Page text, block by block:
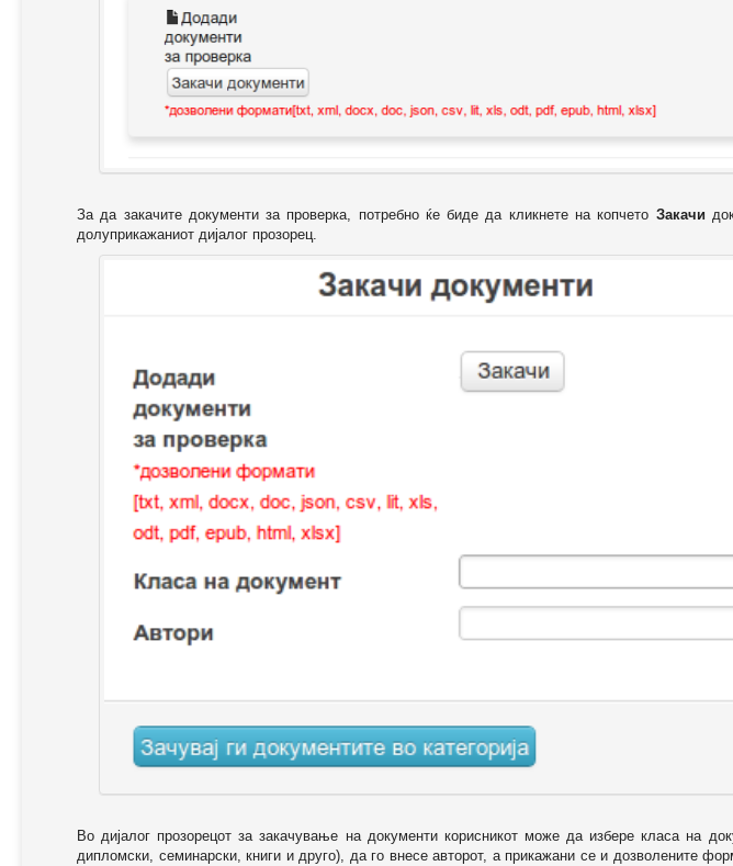
За да закачите документи за проверка, потребно ќе биде да кликнете на копчето Закачи
долуприкажаниот дијалог прозорец.
Во дијалог прозорецот за закачување на документи корисникот може да избере класа на
дипломски, семинарски, книги и друго), да го внесе авторот, а прикажани се и дозволените